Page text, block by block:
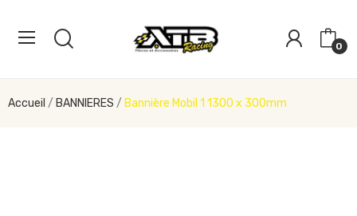
0
Accueil BANNIERES Bannière Mobil 1 1300 x 300mm